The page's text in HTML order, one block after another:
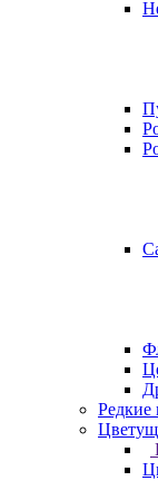
Редкие